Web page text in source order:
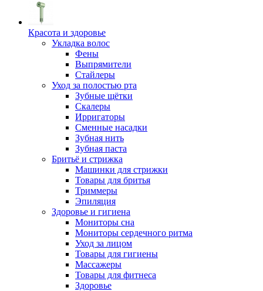
Красота и здоровье
Укладка волос
Фены
Выпрямители
Стайлеры
Уход за полостью рта
Зубные щётки
Скалеры
Ирригаторы
Сменные насадки
Зубная нить
Зубная паста
Бритьё и стрижка
Машинки для стрижки
Товары для бритья
Триммеры
Эпиляция
Здоровье и гигиена
Мониторы сна
Мониторы сердечного ритма
Уход за лицом
Товары для гигиены
Массажеры
Товары для фитнеса
Здоровье